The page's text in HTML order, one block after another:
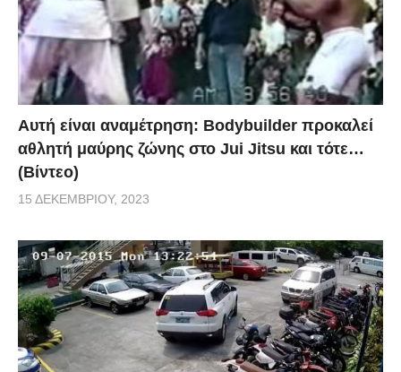
Αυτή είναι αναμέτρηση: Bodybuilder προκαλεί
αθλητή μαύρης ζώνης στο Jui Jitsu και τότε…
(Βίντεο)
15 ΔΕΚΕΜΒΡΊΟΥ, 2023